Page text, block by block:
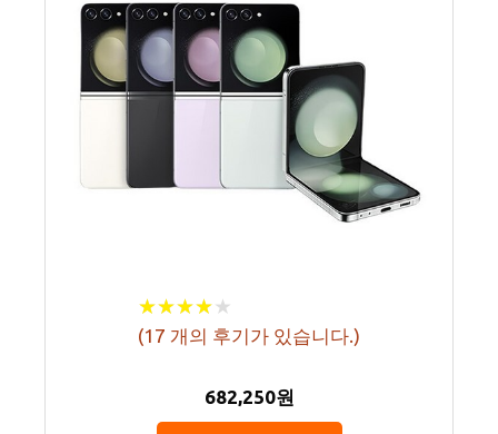
★★★★★
★★★★★
(17 개의 후기가 있습니다.)
682,250원